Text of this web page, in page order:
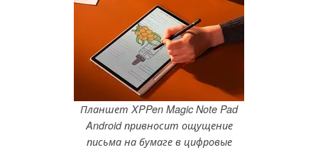
Планшет XPPen Magic Note Pad
Android привносит ощущение
письма на бумаге в цифровые